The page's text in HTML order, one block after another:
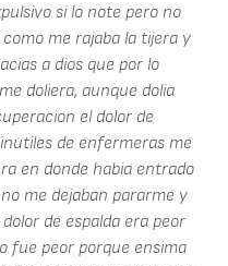
si lo note pero no
me rajaba la tijera y
a dios que por lo
doliera, aunque dolia
el dolor de
de enfermeras me
en donde habia entrado
me dejaban pararme y
de espalda era peor
fue peor porque ensima